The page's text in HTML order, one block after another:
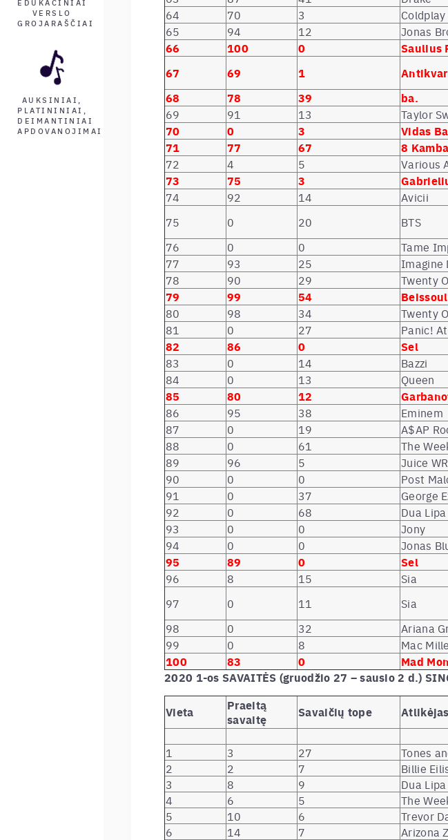
EDUKACINIAI
VERSLO
GROJARAŠČIAI
AUKSINIAI,
PLATININIAI,
DEIMANTINIAI
APDOVANOJIMAI
64
70 3 Coldplay
65
94 12 Jonas
66 100 0 Saulius
67
69 1
68
78 39 ba.
69 91 13 Taylor
70 0 3 Vidas
71
77 67 8
72 4 5 Various
73 75 3
74 92 14 Avicii
75
0 20 BTS
76
0 0 Tame
77
93 25 Imagine
78
90 29 Twenty
79 99 54
80 98 34 Twenty
81
0 27 Panic!
82 86 0 Sel
83 0 14 Bazzi
84
0 13 Queen
85 80 12
86 95 38 Eminem
87
0 19 A$AP
88
0 61 The
89
96 5 Juice
90
0 0 Post
91
0 37 George
92
0 68 Dua Lipa
93
0 0 Jony
94
0 0 Jonas
95 89 0 Sel
96 8 15 Sia
97
0 11 Sia
98
0 32 Ariana
99
0 8 Mac
100 83 0 Mad
2020 1-os SAVAITĖS (gruodžio 27 – sausio 2 d.)
Vieta
Praeitą
savaitę
Savaičių tope
1 3 27 Tones
2
2 7 Billie
3
8 9 Dua Lipa
4
6 5 The
5
10 6 Trevor
6
14 7 Arizona